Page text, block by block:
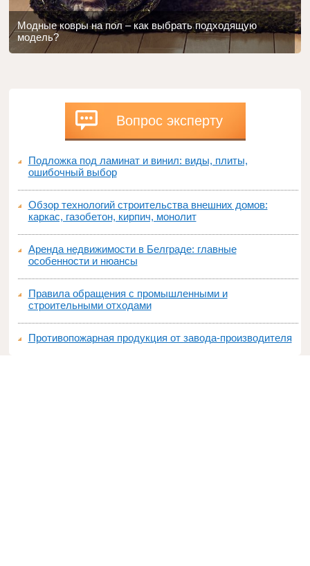
Модные ковры на пол – как выбрать подходящую
модель?
Вопрос эксперту
Подложка под ламинат и винил: виды, плиты,
ошибочный выбор
Обзор технологий строительства внешних домов:
каркас, газобетон, кирпич, монолит
Аренда недвижимости в Белграде: главные
особенности и нюансы
Правила обращения с промышленными и
строительными отходами
Противопожарная продукция от завода-производителя